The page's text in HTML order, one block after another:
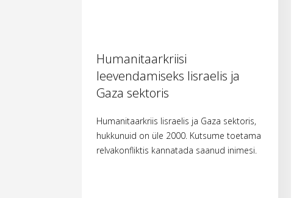
Humanitaarkriisi
leevendamiseks Iisraelis ja
Gaza sektoris
Humanitaarkriis Iisraelis ja Gaza sektoris,
hukkunuid on üle 2000. Kutsume toetama
relvakonfliktis kannatada saanud inimesi.